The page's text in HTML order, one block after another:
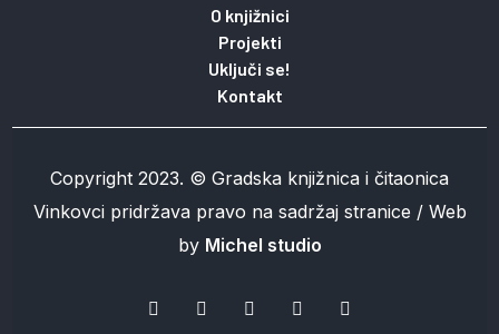
O knjižnici
Projekti
Uključi se!
Kontakt
Copyright 2023. © Gradska knjižnica i čitaonica
Vinkovci pridržava pravo na sadržaj stranice / Web
by Michel studio